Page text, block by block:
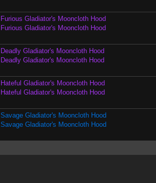
Furious Gladiator's Mooncloth Hood
Furious Gladiator's Mooncloth Hood
Deadly Gladiator's Mooncloth Hood
Deadly Gladiator's Mooncloth Hood
Hateful Gladiator's Mooncloth Hood
Hateful Gladiator's Mooncloth Hood
Savage Gladiator's Mooncloth Hood
Savage Gladiator's Mooncloth Hood